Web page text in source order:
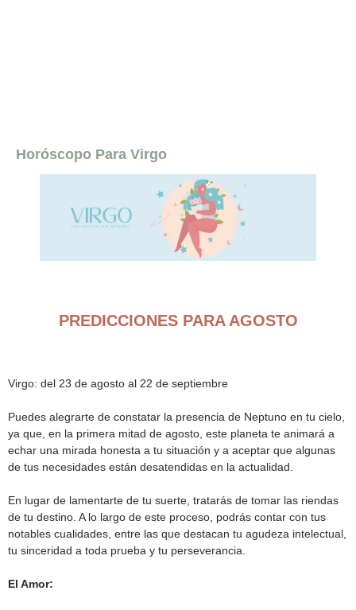
Horóscopo Para Virgo
PREDICCIONES PARA AGOSTO
Virgo: del 23 de agosto al 22 de septiembre
Puedes alegrarte de constatar la presencia de Neptuno en tu cielo,
ya que, en la primera mitad de agosto, este planeta te animará a
echar una mirada honesta a tu situación y a aceptar que algunas
de tus necesidades están desatendidas en la actualidad.
En lugar de lamentarte de tu suerte, tratarás de tomar las riendas
de tu destino. A lo largo de este proceso, podrás contar con tus
notables cualidades, entre las que destacan tu agudeza intelectual,
tu sinceridad a toda prueba y tu perseverancia.
El Amor: